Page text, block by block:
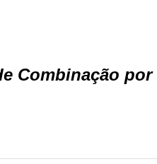
Combinação